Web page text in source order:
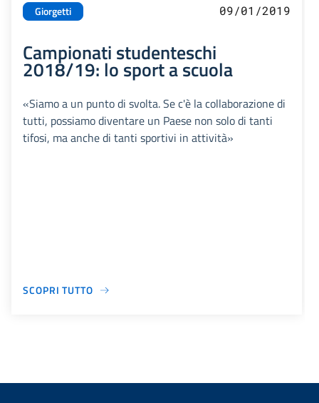
Giorgetti 09/01/2019
Campionati studenteschi
2018/19: lo sport a scuola
«Siamo a un punto di svolta. Se c'è la collaborazione di
tutti, possiamo diventare un Paese non solo di tanti
tifosi, ma anche di tanti sportivi in attività»
SCOPRI TUTTO